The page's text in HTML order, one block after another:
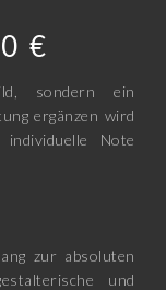
€
sondern ein
ergänzen wird
Note
zur absoluten
und